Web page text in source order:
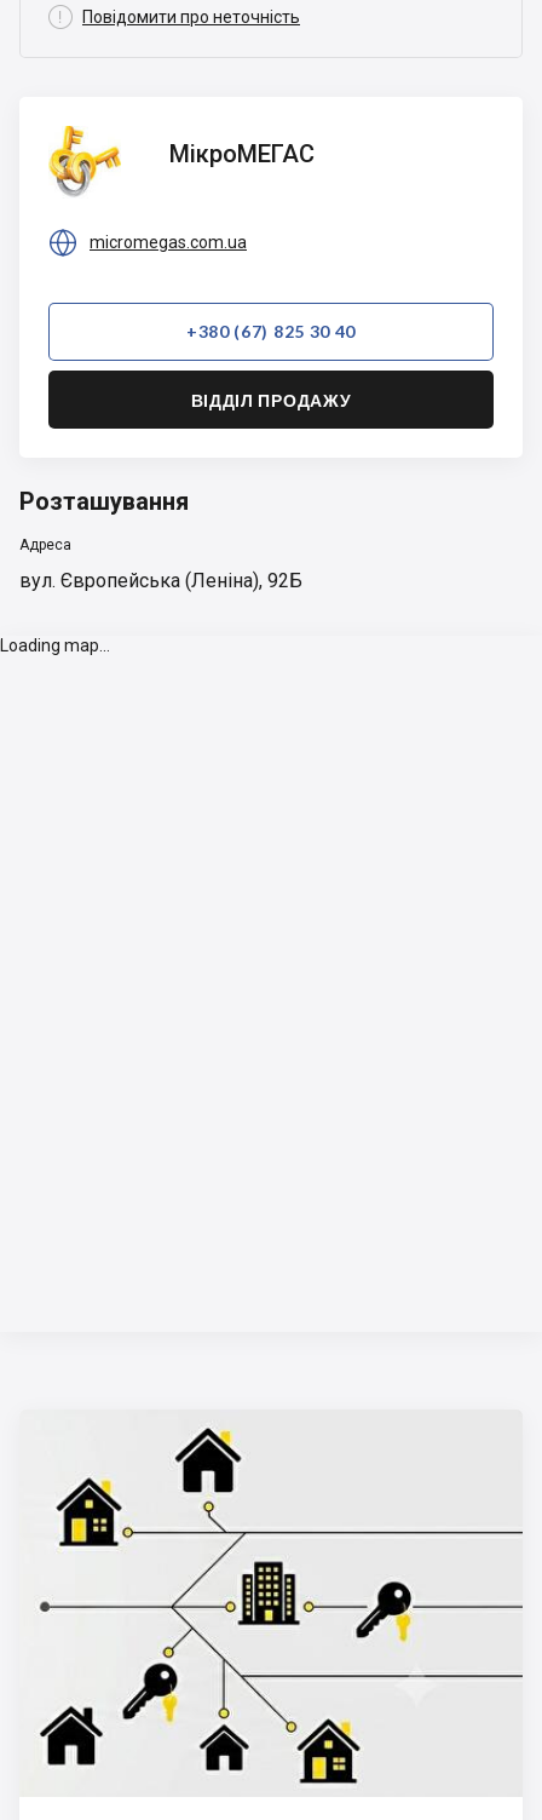
 Повідомити про неточність
МікроМЕГАС
МікроМЕГАС
 micromegas.com.ua
+380 (67) 825 30 40
ВІДДІЛ ПРОДАЖУ
Розташування
Адреса
вул. Європейська (Леніна), 92Б
Loading map...